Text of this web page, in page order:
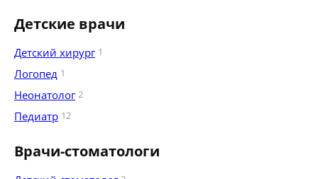
Детские врачи
Детский хирург 1
Логопед 1
Неонатолог 2
Педиатр 12
Врачи-стоматологи